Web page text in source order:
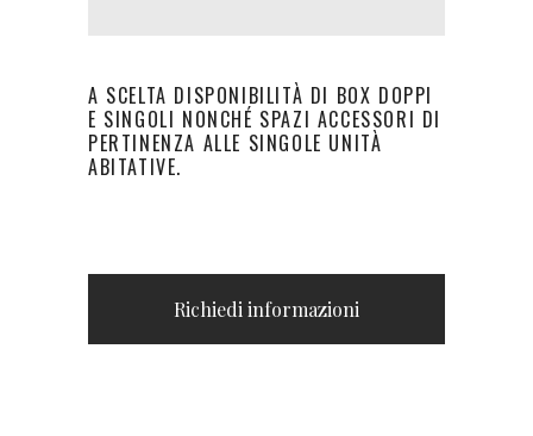
A SCELTA DISPONIBILITÀ DI BOX DOPPI
E SINGOLI NONCHÉ SPAZI ACCESSORI DI
PERTINENZA ALLE SINGOLE UNITÀ
ABITATIVE.
Richiedi informazioni